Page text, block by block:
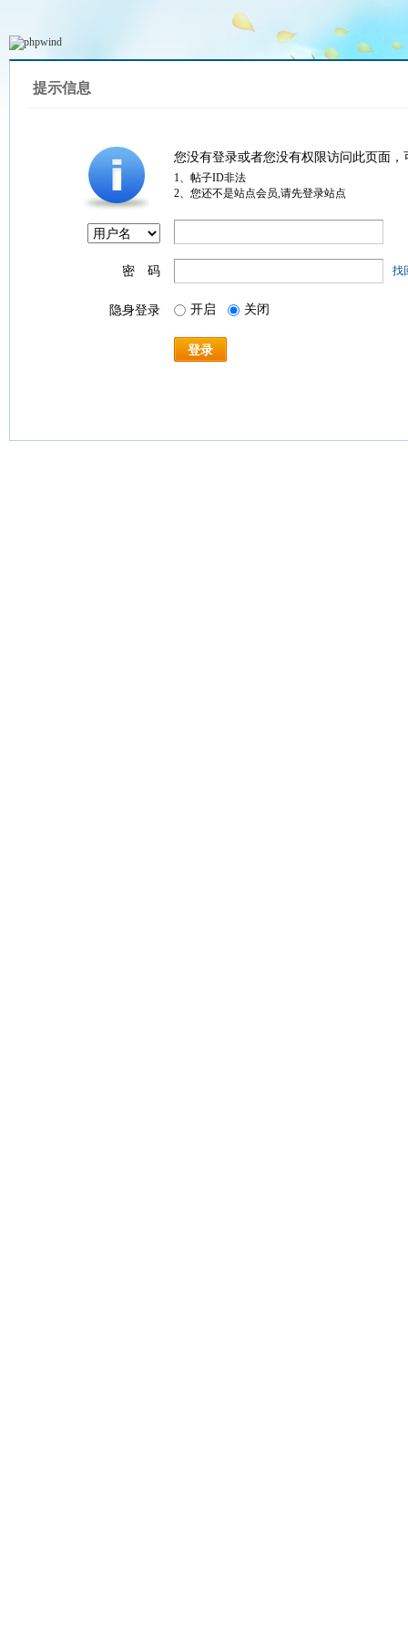
提示信息
您没有登录或者您没有权限访问此页面
1、帖子ID非法
2、您还不是站点会员,请先登录站点
密 码 找
隐身登录 开启 关闭
登录